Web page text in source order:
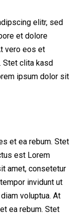
elitr, sed
et dolore
vero eos et
Stet clita kasd
ipsum dolor sit
et ea rebum. Stet
est Lorem
amet, consetetur
invidunt ut
voluptua. At
ea rebum. Stet